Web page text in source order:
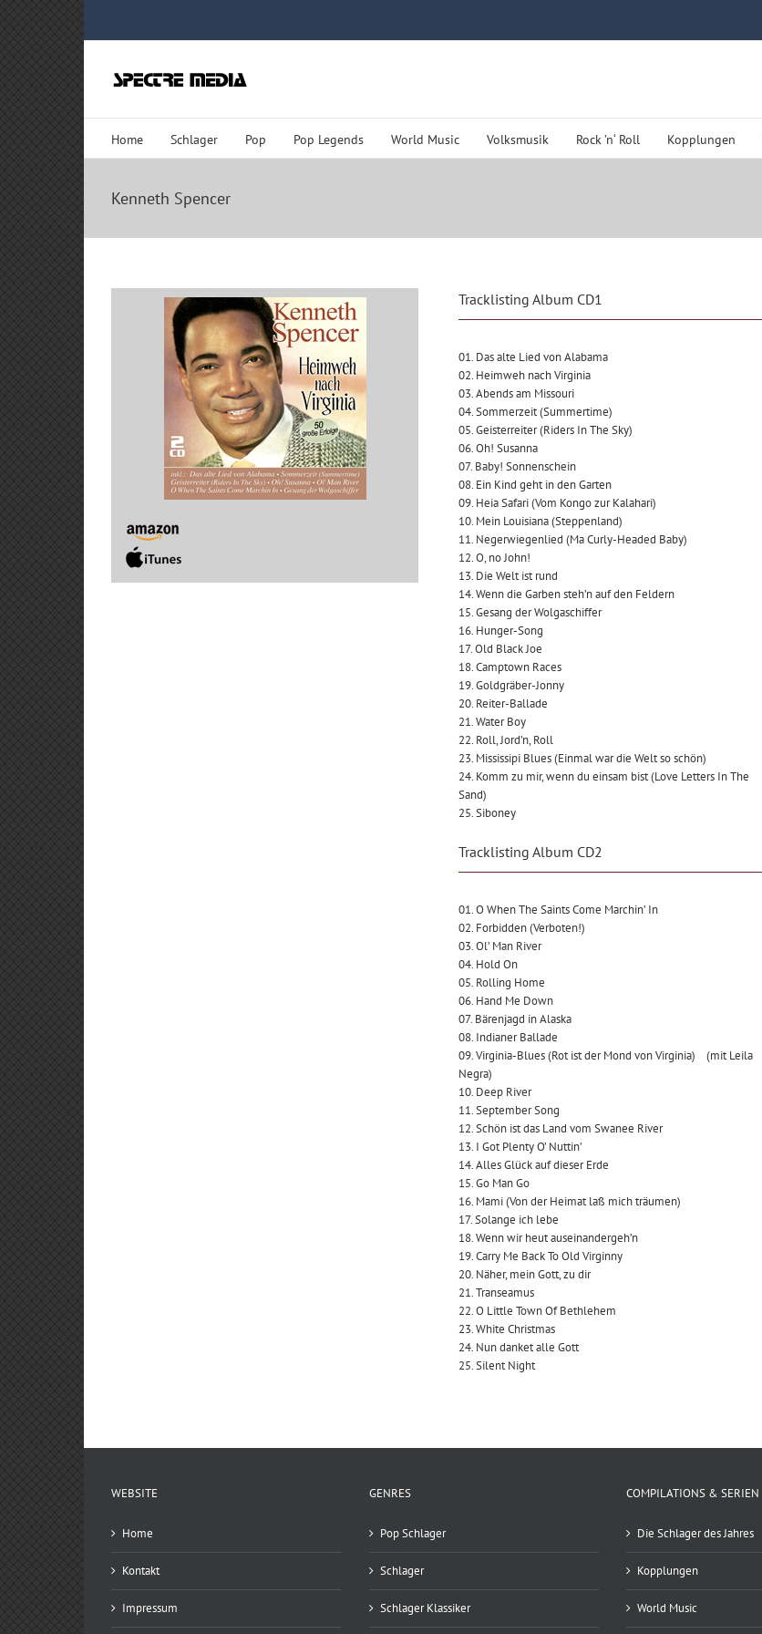
Home Schlager Pop Pop Legends World Music Volksmusik Rock ’n‘ Roll Kopplungen
Kenneth Spencer
Tracklisting Album CD1
01. Das alte Lied von Alabama
02. Heimweh nach Virginia
03. Abends am Missouri
04. Sommerzeit (Summertime)
05. Geisterreiter (Riders In The Sky)
06. Oh! Susanna
07. Baby! Sonnenschein
08. Ein Kind geht in den Garten
09. Heia Safari (Vom Kongo zur Kalahari)
10. Mein Louisiana (Steppenland)
11. Negerwiegenlied (Ma Curly-Headed Baby)
12. O, no John!
13. Die Welt ist rund
14. Wenn die Garben steh’n auf den Feldern
15. Gesang der Wolgaschiffer
16. Hunger-Song
17. Old Black Joe
18. Camptown Races
19. Goldgräber-Jonny
20. Reiter-Ballade
21. Water Boy
22. Roll, Jord’n, Roll
23. Mississipi Blues (Einmal war die Welt so schön)
24. Komm zu mir, wenn du einsam bist (Love Letters In The
Sand)
25. Siboney
Tracklisting Album CD2
01. O When The Saints Come Marchin’ In
02. Forbidden (Verboten!)
03. Ol’ Man River
04. Hold On
05. Rolling Home
06. Hand Me Down
07. Bärenjagd in Alaska
08. Indianer Ballade
09. Virginia-Blues (Rot ist der Mond von Virginia) (mit Leila
Negra)
10. Deep River
11. September Song
12. Schön ist das Land vom Swanee River
13. I Got Plenty O’ Nuttin’
14. Alles Glück auf dieser Erde
15. Go Man Go
16. Mami (Von der Heimat laß mich träumen)
17. Solange ich lebe
18. Wenn wir heut auseinandergeh’n
19. Carry Me Back To Old Virginny
20. Näher, mein Gott, zu dir
21. Transeamus
22. O Little Town Of Bethlehem
23. White Christmas
24. Nun danket alle Gott
25. Silent Night
WEBSITE
Home
Kontakt
Impressum
GENRES
Pop Schlager
Schlager
Schlager Klassiker
COMPILATIONS & SERIEN
Die Schlager des Jahres
Kopplungen
World Music